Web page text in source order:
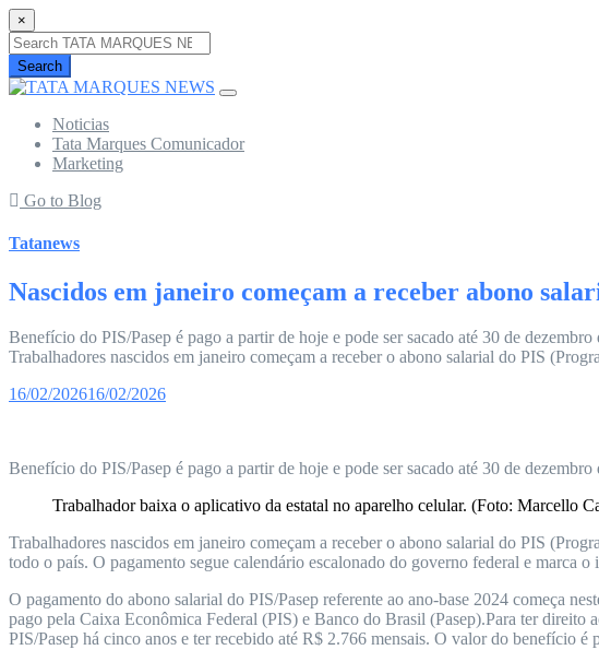
×
Search
Noticias
Tata Marques Comunicador
Marketing
Go to Blog
Tatanews
Nascidos em janeiro começam a receber abono
Benefício do PIS/Pasep é pago a partir de hoje e pode ser sacado até 30 de
Trabalhadores nascidos em janeiro começam a receber o abono salarial do PIS
16/02/202616/02/2026
Benefício do PIS/Pasep é pago a partir de hoje e pode ser sacado até 30 de dezembro
Trabalhador baixa o aplicativo da estatal no aparelho celular. (Foto: Marcello
Trabalhadores nascidos em janeiro começam a receber o abono salarial do PIS
todo o país. O pagamento segue calendário escalonado do governo federal e marca
O pagamento do abono salarial do PIS/Pasep referente ao ano-base 2024 começa
pago pela Caixa Econômica Federal (PIS) e Banco do Brasil (Pasep).Para ter
PIS/Pasep há cinco anos e ter recebido até R$ 2.766 mensais. O valor do benefício